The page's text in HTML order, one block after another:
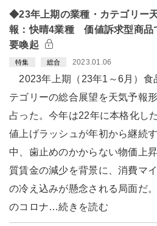
◆23年上期の業種・カテゴリー
報：快晴4業種 価値訴求型商品
要喚起
特集 総合 2023.01.06
2023年上期（23年1～6月）食
テゴリーの総合展望を天気予報
占った。今年は22年に本格化し
値上げラッシュが年初から継続
中、歯止めのかからない物価上
質賃金の減少を背景に、消費マ
の冷え込みが懸念される局面だ
のコロナ…続きを読む